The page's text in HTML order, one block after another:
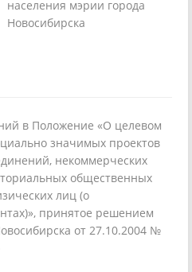
населения мэрии города
Новосибирска
в Положение «О целевом
значимых проектов
некоммерческих
общественных
лиц (о
принятое решением
от 27.10.2004 №